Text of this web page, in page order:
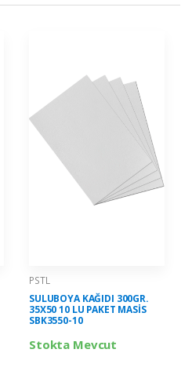
PSTL
SULUBOYA KAĞIDI 300GR.
35X50 10 LU PAKET MASİS
SBK3550-10
Stokta Mevcut